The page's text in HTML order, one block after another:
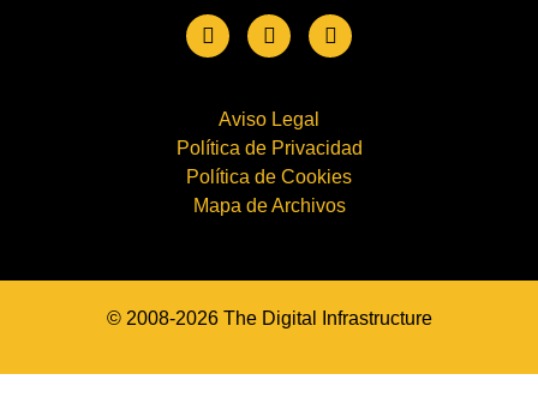
Aviso Legal
Política de Privacidad
Política de Cookies
Mapa de Archivos
© 2008-2026 The Digital Infrastructure